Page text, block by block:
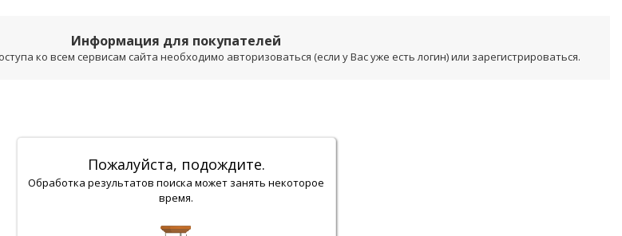
Информация для покупателей
ко всем сервисам сайта необходимо авторизоваться (если у Вас уже есть логин) или зарегистрироваться.
Пожалуйста, подождите.
Обработка результатов поиска может занять некоторое
время.